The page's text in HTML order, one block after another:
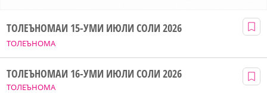
ТОЛЕЪНОМА
ТОЛЕЪНОМАИ 15-УМИ ИЮЛИ СОЛИ 2026
ТОЛЕЪНОМА
ТОЛЕЪНОМАИ 16-УМИ ИЮЛИ СОЛИ 2026